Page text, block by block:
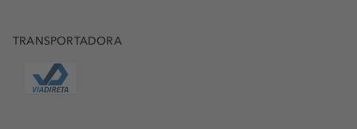
TRANSPORTADORA